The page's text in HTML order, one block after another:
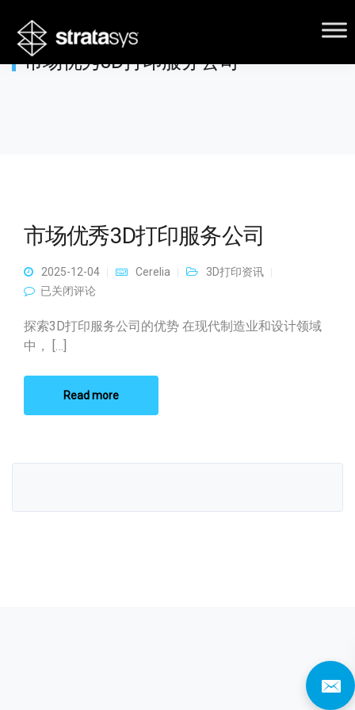
市场优秀3D打印服务公司
市场优秀3D打印服务公司
2025-12-04 Cerelia
3D打印资讯
市场优秀3D打印服务公司
已关闭评论
探索3D打印服务公司的优势 在现代制造业和设计领域
中， […]
Read more